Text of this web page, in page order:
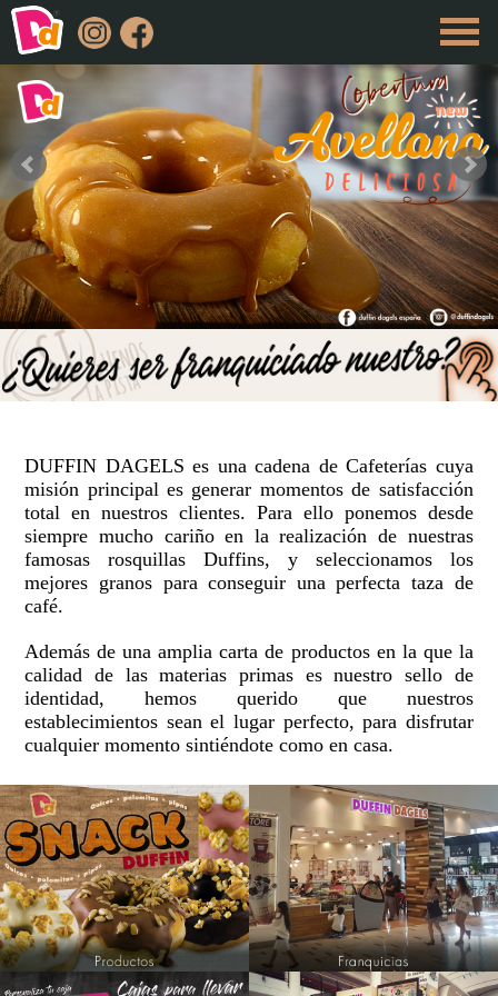
DUFFIN DAGELS es una cadena de Cafeterías cuya
misión principal es generar momentos de satisfacción
total en nuestros clientes. Para ello ponemos desde
siempre mucho cariño en la realización de nuestras
famosas rosquillas Duffins, y seleccionamos los
mejores granos para conseguir una perfecta taza de
café.
Además de una amplia carta de productos en la que la
calidad de las materias primas es nuestro sello de
identidad, hemos querido que nuestros
establecimientos sean el lugar perfecto, para disfrutar
cualquier momento sintiéndote como en casa.